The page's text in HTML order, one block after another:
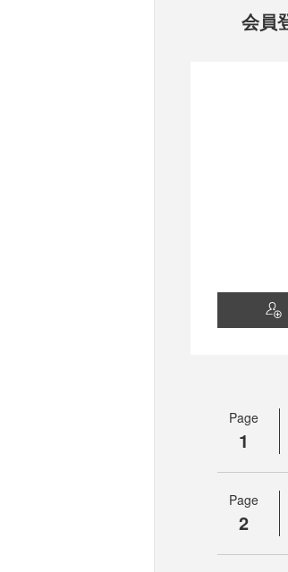
会員
Page
1
Page
2